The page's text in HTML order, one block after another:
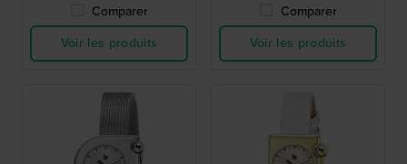
Comparer
Voir les produits
Comparer
Voir les produits